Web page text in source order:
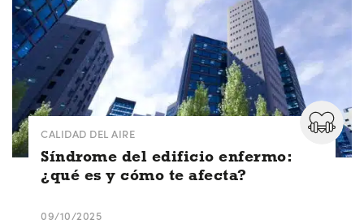
CALIDAD DEL AIRE
Síndrome del edificio enfermo:
¿qué es y cómo te afecta?
09/10/2025